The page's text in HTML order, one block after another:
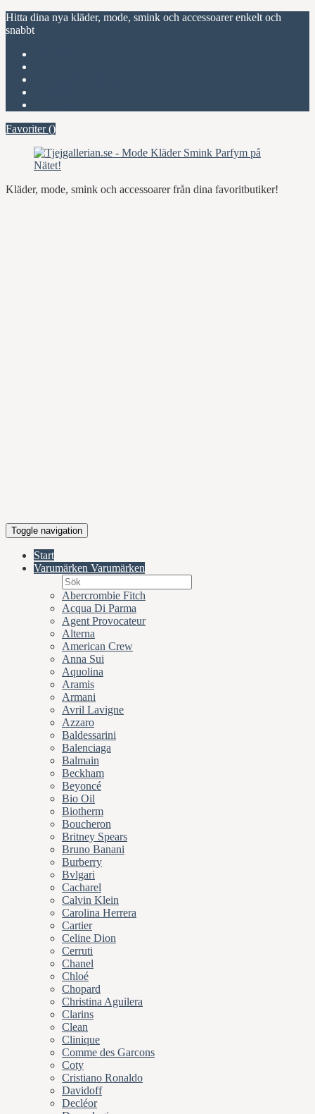
Hitta dina nya kläder, mode, smink och accessoarer enkelt och
snabbt
Favoriter ()
Kläder, mode, smink och accessoarer från dina favoritbutiker!
Toggle navigation
Start
Varumärken Varumärken
Abercrombie Fitch
Acqua Di Parma
Agent Provocateur
Alterna
American Crew
Anna Sui
Aquolina
Aramis
Armani
Avril Lavigne
Azzaro
Baldessarini
Balenciaga
Balmain
Beckham
Beyoncé
Bio Oil
Biotherm
Boucheron
Britney Spears
Bruno Banani
Burberry
Bvlgari
Cacharel
Calvin Klein
Carolina Herrera
Cartier
Celine Dion
Cerruti
Chanel
Chloé
Chopard
Christina Aguilera
Clarins
Clean
Clinique
Comme des Garcons
Coty
Cristiano Ronaldo
Davidoff
Decléor